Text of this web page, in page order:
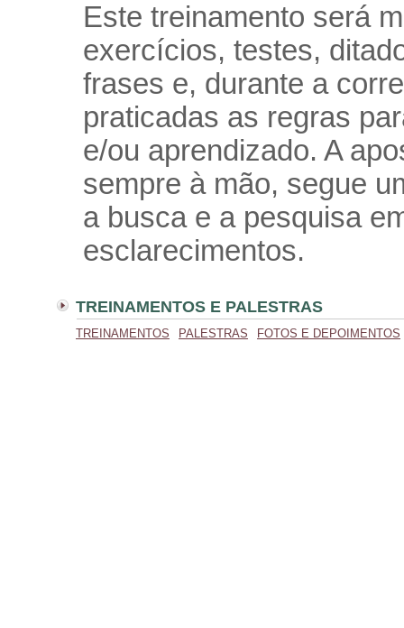
Este treinamento será
exercícios, testes,
frases e, durante a
praticadas as regras
e/ou aprendizado. A
sempre à mão, segue
a busca e a pesquisa
esclarecimentos.
TREINAMENTOS E PALESTRAS
TREINAMENTOS PALESTRAS FOTOS E DEPOIMENTOS